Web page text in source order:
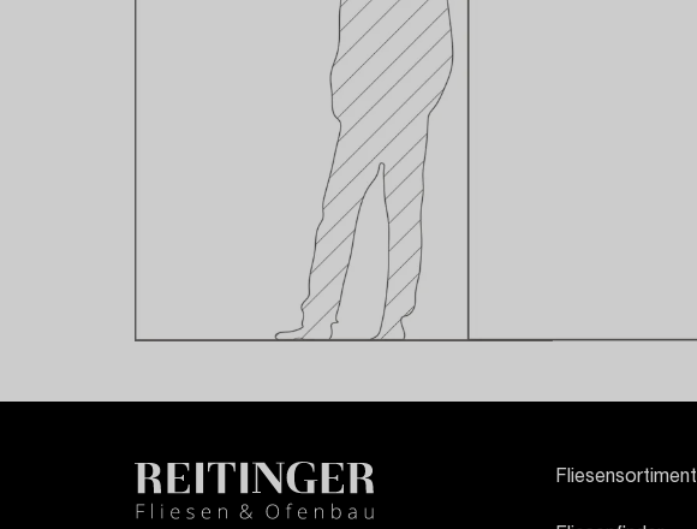
Fliesensortiment